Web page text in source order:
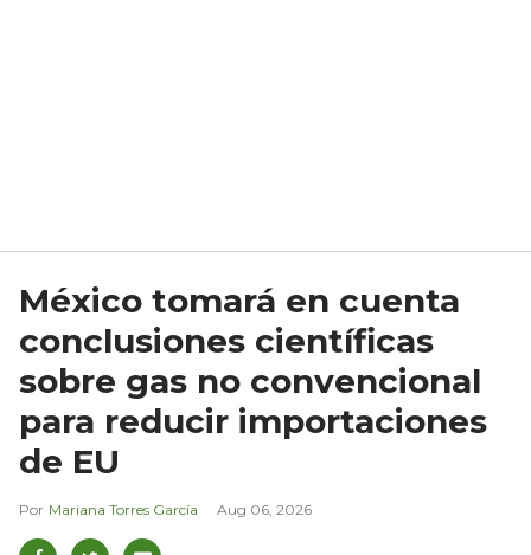
México tomará en cuenta
conclusiones científicas
sobre gas no convencional
para reducir importaciones
de EU
Mariana Torres García Aug 06, 2026